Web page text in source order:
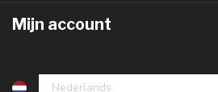
Mijn account